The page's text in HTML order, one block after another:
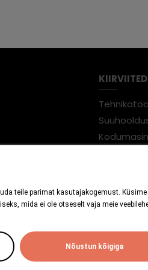
KIIRVIITED
teile parimat kasutajakogemust.
mida ei ole otseselt vaja meie
Nõustun kõigiga